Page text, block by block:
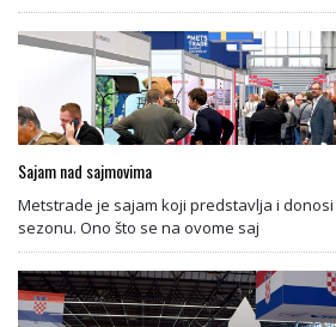
Sajam nad sajmovima
Metstrade je sajam koji predstavlja i
sezonu. Ono što se na ovome saj